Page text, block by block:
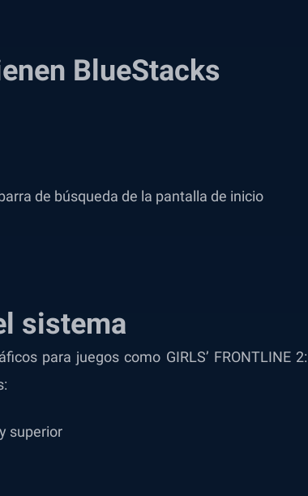
BlueStacks
de búsqueda de la pantalla de inicio
sistema
para juegos como GIRLS’ FRONTLINE 2:
superior